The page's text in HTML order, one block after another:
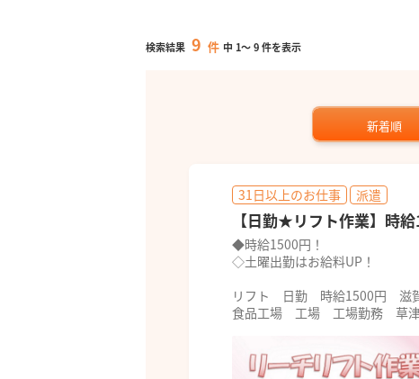
検索結果 9 件 中 1～9件を表示
新着順
31日以上のお仕事 派遣
【日勤★リフト作業】時
◆時給1500円！
◇土曜出勤はお給料UP！
リフト 日勤 時給1500円
食品工場 工場 工場勤務 草